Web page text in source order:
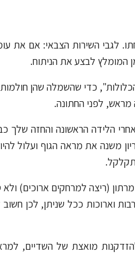
לגבי השירות הצבאי: אם את
המומלץ לבצע את הניתוח.
כדי שהשמלה שהן
מראש, לפני החתונה.
הלידה הראשונה והחזה שלך
משנה את מראה הגוף ועלול
(ריצה למרחקים ארוכים)
וארוכות ככל שניתן, לכן
מואצת של השדיים,